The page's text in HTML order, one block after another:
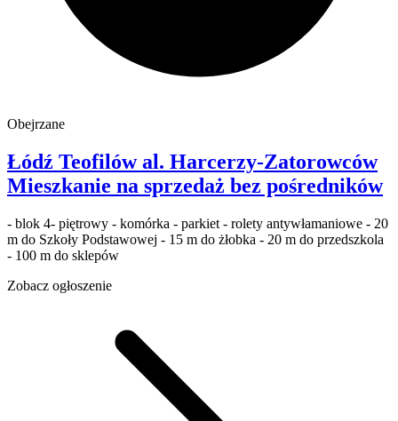
Obejrzane
Łódź Teofilów al. Harcerzy-Zatorowców
Mieszkanie na sprzedaż bez pośredników
- blok 4- piętrowy - komórka - parkiet - rolety antywłamaniowe - 20
m do Szkoły Podstawowej - 15 m do żłobka - 20 m do przedszkola
- 100 m do sklepów
Zobacz ogłoszenie